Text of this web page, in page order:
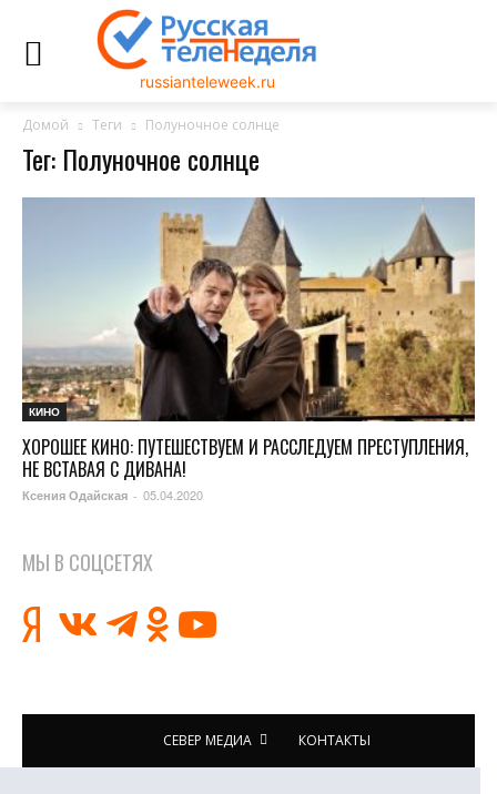
russianteleweek.ru
Домой Теги Полуночное солнце
Тег: Полуночное солнце
КИНО
ХОРОШЕЕ КИНО: ПУТЕШЕСТВУЕМ И РАССЛЕДУЕМ ПРЕСТУПЛЕНИЯ,
НЕ ВСТАВАЯ С ДИВАНА!
Ксения Одайская - 05.04.2020
МЫ В СОЦСЕТЯХ
СЕВЕР МЕДИА КОНТАКТЫ